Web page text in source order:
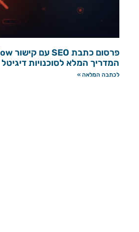
המדריך המלא לסוכנויות דיגיטל
לכתבה המלאה »